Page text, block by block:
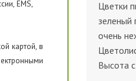
EMS,
картой, в
Цветки
зеленый
очень
Высота